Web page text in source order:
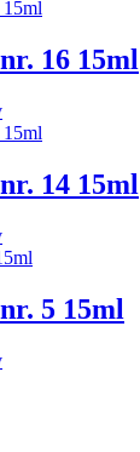
16 15ml
14 15ml
5 15ml